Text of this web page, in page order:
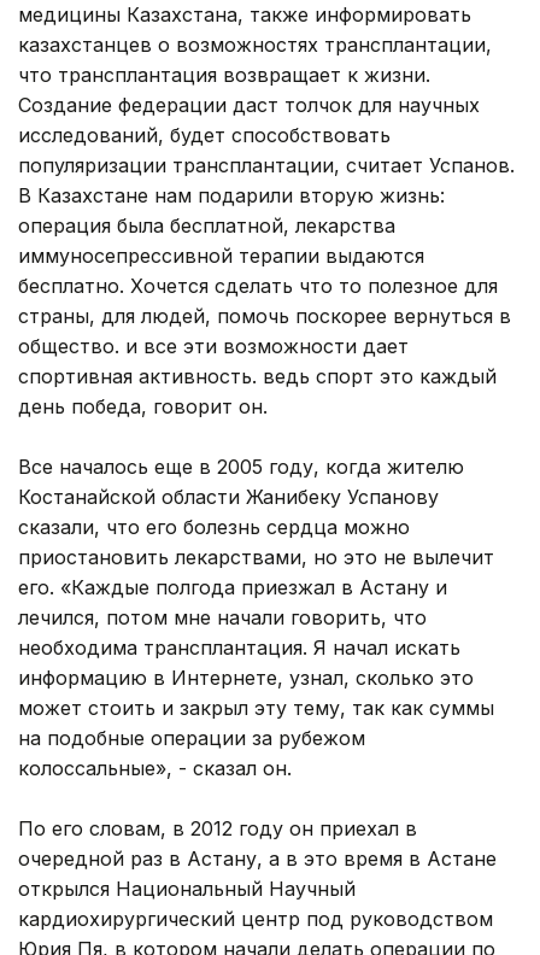
медицины Казахстана, также информировать
казахстанцев о возможностях трансплантации,
что трансплантация возвращает к жизни.
Создание федерации даст толчок для научных
исследований, будет способствовать
популяризации трансплантации, считает Успанов.
В Казахстане нам подарили вторую жизнь:
операция была бесплатной, лекарства
иммуносепрессивной терапии выдаются
бесплатно. Хочется сделать что то полезное для
страны, для людей, помочь поскорее вернуться в
общество. и все эти возможности дает
спортивная активность. ведь спорт это каждый
день победа, говорит он.
Все началось еще в 2005 году, когда жителю
Костанайской области Жанибеку Успанову
сказали, что его болезнь сердца можно
приостановить лекарствами, но это не вылечит
его. «Каждые полгода приезжал в Астану и
лечился, потом мне начали говорить, что
необходима трансплантация. Я начал искать
информацию в Интернете, узнал, сколько это
может стоить и закрыл эту тему, так как суммы
на подобные операции за рубежом
колоссальные», - сказал он.
По его словам, в 2012 году он приехал в
очередной раз в Астану, а в это время в Астане
открылся Национальный Научный
кардиохирургический центр под руководством
Юрия Пя, в котором начали делать операции по